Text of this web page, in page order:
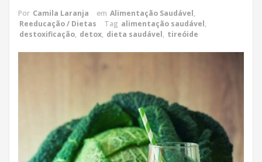
Por Camila Laranja em Alimentação Saudável,
Reeducação / Dietas
Tag alimentação saudável,
destoxificação, detox, dieta saudável, tireóide